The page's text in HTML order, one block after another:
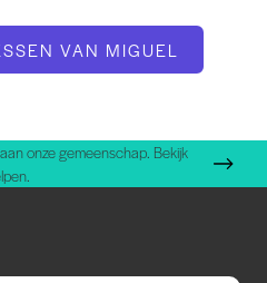
VAN MIGUEL
onze gemeenschap. Bekijk